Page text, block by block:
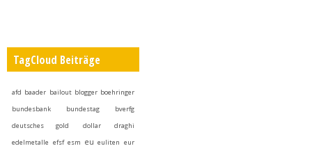
TagCloud Beiträge
afd baader bailout blogger boehringer
bundesbank
bundestag
bverfg
deutsches gold
dollar
draghi
edelmetalle efsf esm eu euliten eur